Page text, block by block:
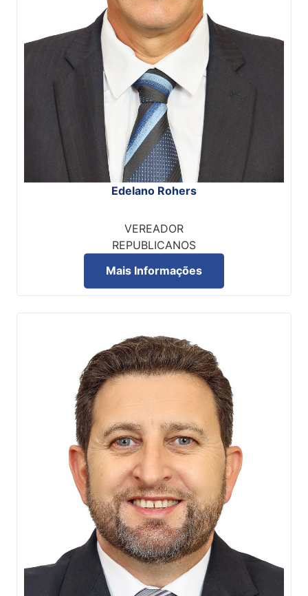
Edelano Rohers
VEREADOR
REPUBLICANOS
Mais Informações